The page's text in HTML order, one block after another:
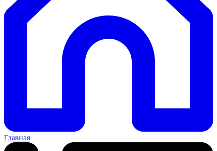
Главная